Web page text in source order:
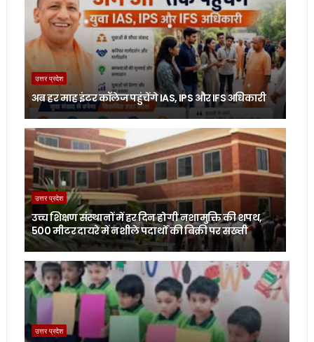
उत्तर प्रदेश
अब हर माह इंटर कॉलेज पहुंचेंगे IAS, IPS और IFS अधिकारी
उत्तर प्रदेश
उच्च शिक्षण संस्थानों में हर दिन होगी नशामुक्ति की शपथ,
500 मीटर दायरे में नशीले पदार्थों की बिक्री पर सख्ती
उत्तर प्रदेश